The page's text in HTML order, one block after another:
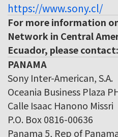
https://www.sony.cl/
For more information
Network in Central
Ecuador, please contact:
PANAMA
Sony Inter-American, S.A.
Oceania Business Plaza
Calle Isaac Hanono Missri
P.O. Box 0816-00636
Panama 5, Rep of